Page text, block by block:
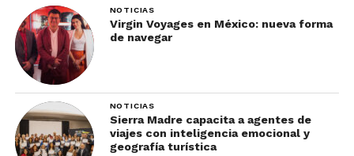
NOTICIAS
Virgin Voyages en México: nueva forma
de navegar
NOTICIAS
Sierra Madre capacita a agentes de
viajes con inteligencia emocional y
geografía turística